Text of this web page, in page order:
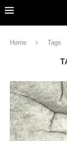
Home Tags